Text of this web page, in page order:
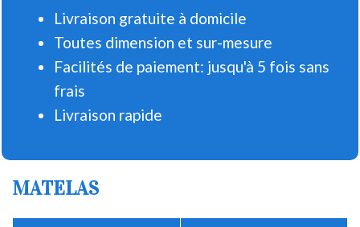
Livraison gratuite à domicile
Toutes dimension et sur-mesure
Facilités de paiement: jusqu'à 5 fois sans
frais
Livraison rapide
MATELAS